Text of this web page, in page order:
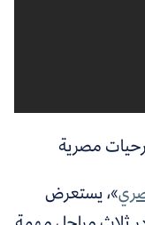
مصرية
»، يستعرض